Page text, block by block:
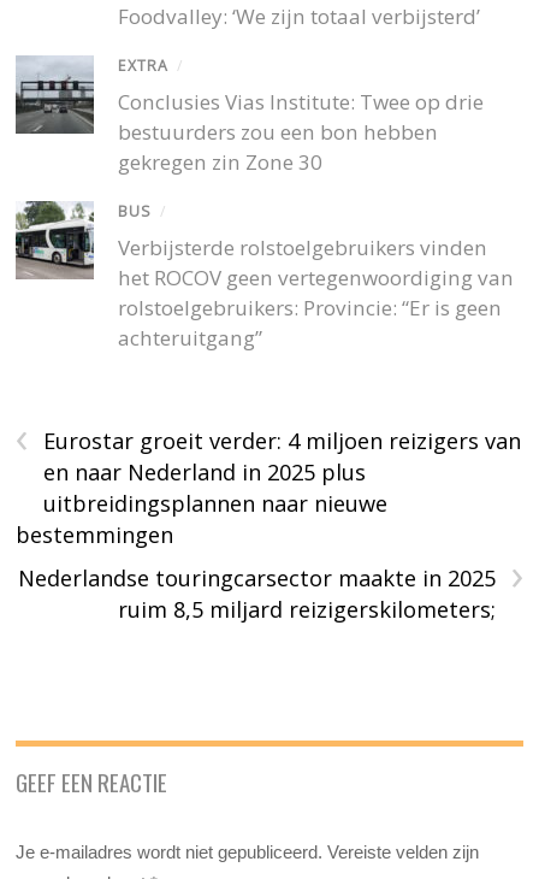
Foodvalley: ‘We zijn totaal verbijsterd’
EXTRA /
Conclusies Vias Institute: Twee op drie
bestuurders zou een bon hebben
gekregen zin Zone 30
BUS /
Verbijsterde rolstoelgebruikers vinden
het ROCOV geen vertegenwoordiging van
rolstoelgebruikers: Provincie: “Er is geen
achteruitgang”
‹
Eurostar groeit verder: 4 miljoen reizigers van
en naar Nederland in 2025 plus
uitbreidingsplannen naar nieuwe
bestemmingen
›
Nederlandse touringcarsector maakte in 2025
ruim 8,5 miljard reizigerskilometers;
GEEF EEN REACTIE
Je e-mailadres wordt niet gepubliceerd. Vereiste velden zijn